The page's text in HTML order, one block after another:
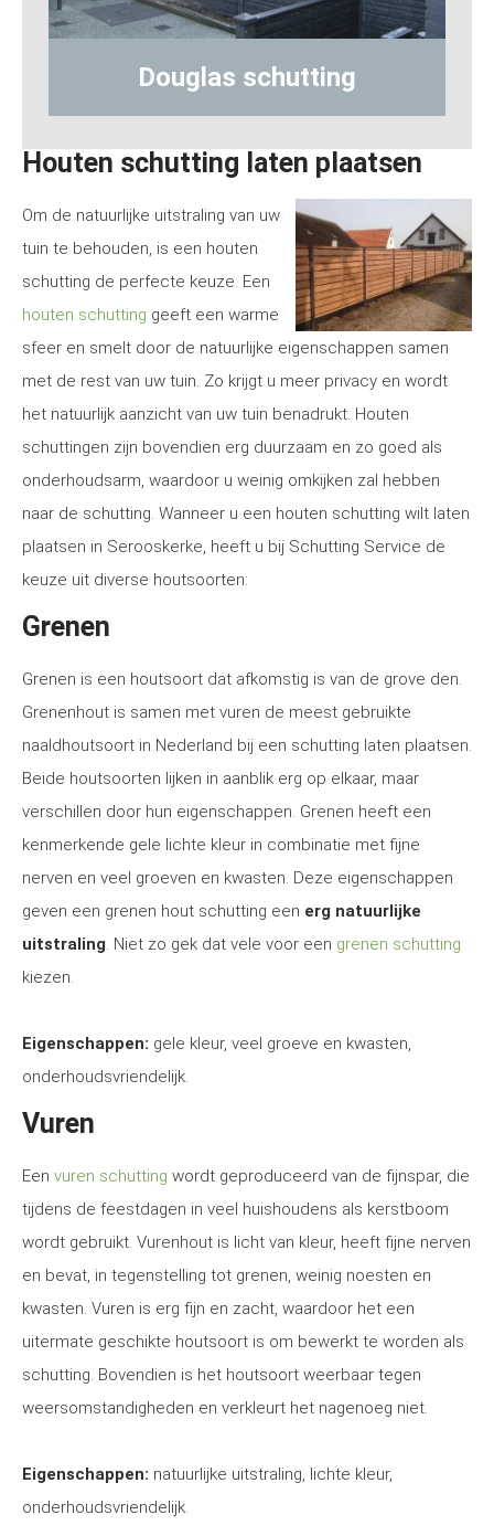
Hout-betonschutting
Houten schutting laten plaatsen
Om de natuurlijke uitstraling van uw
tuin te behouden, is een houten
schutting de perfecte keuze. Een
houten schutting geeft een warme
sfeer en smelt door de natuurlijke eigenschappen samen
met de rest van uw tuin. Zo krijgt u meer privacy en wordt
het natuurlijk aanzicht van uw tuin benadrukt. Houten
schuttingen zijn bovendien erg duurzaam en zo goed als
onderhoudsarm, waardoor u weinig omkijken zal hebben
naar de schutting. Wanneer u een houten schutting wilt laten
plaatsen in Serooskerke, heeft u bij Schutting Service de
keuze uit diverse houtsoorten:
Grenen
Grenen is een houtsoort dat afkomstig is van de grove den.
Grenenhout is samen met vuren de meest gebruikte
naaldhoutsoort in Nederland bij een schutting laten plaatsen.
Beide houtsoorten lijken in aanblik erg op elkaar, maar
verschillen door hun eigenschappen. Grenen heeft een
kenmerkende gele lichte kleur in combinatie met fijne
nerven en veel groeven en kwasten. Deze eigenschappen
geven een grenen hout schutting een erg natuurlijke
uitstraling. Niet zo gek dat vele voor een grenen schutting
kiezen.
Eigenschappen: gele kleur, veel groeve en kwasten,
onderhoudsvriendelijk.
Vuren
Een vuren schutting wordt geproduceerd van de fijnspar, die
tijdens de feestdagen in veel huishoudens als kerstboom
wordt gebruikt. Vurenhout is licht van kleur, heeft fijne nerven
en bevat, in tegenstelling tot grenen, weinig noesten en
kwasten. Vuren is erg fijn en zacht, waardoor het een
uitermate geschikte houtsoort is om bewerkt te worden als
schutting. Bovendien is het houtsoort weerbaar tegen
weersomstandigheden en verkleurt het nagenoeg niet.
Eigenschappen: natuurlijke uitstraling, lichte kleur,
onderhoudsvriendelijk.